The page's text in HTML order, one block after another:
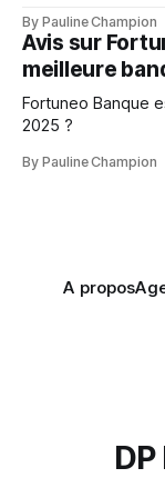
By Pauline Champion
Avis sur
meilleure
Fortuneo Banque
2025 ?
By Pauline Champion
A propos